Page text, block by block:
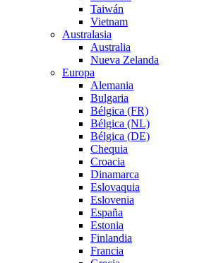
Taiwán
Vietnam
Australasia
Australia
Nueva Zelanda
Europa
Alemania
Bulgaria
Bélgica (FR)
Bélgica (NL)
Bélgica (DE)
Chequia
Croacia
Dinamarca
Eslovaquia
Eslovenia
España
Estonia
Finlandia
Francia